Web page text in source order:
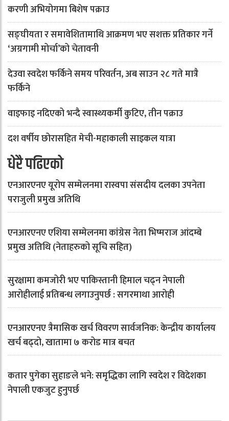
करणी अभियोगमा बिशेष पक्राउ
सङ्घीयता र समावेशितामाथि आक्रमण भए सशक्त प्रतिकार गर्ने
‘अग्रगामी मोर्चा’को चेतावनी
देउवा स्वदेश फर्किने समय परिवर्तन, अब साउन २८ गते मात्रै
फर्किने
वाइफाइ नदिएको भन्दै स्वास्थ्यकर्मी कुटिए, तीन पक्राउ
दश वर्षीय छोरासहित मेची-महाकाली साइकल यात्रा
धेरै पढिएको
एनआरएनए यूरोप सम्मेलनमा रास्वपा संसदीय दलका उपनेता
पराजुली प्रमुख अतिथि
एनआरएनए एशिया सम्मेलनमा कांग्रेस नेता भिष्मराज आंदम्बे
प्रमुख अतिथि (नेताहरुको सूचि सहित)
सुरक्षामा कमजोरी भए पाकिस्तानी हिमाल चढ्न नेपाली
आरोहीलाई प्रतिबन्ध लगाउनुपर्छ : सगरमाथा आरोही
एनआरएनए त्रैमासिक खर्च विवरण सार्वजनिक: केन्द्रीय कार्यालय
खर्च बढ्दो, खातामा ७ करोड मात्र बचत
कतार पुगेका सुहाङले भने: समृद्धिका लागि स्वदेश र विदेशका
नेपाली एकजुट हुनुपर्छ